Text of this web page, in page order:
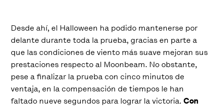
Desde ahí, el Halloween ha podido mantenerse por
delante durante toda la prueba, gracias en parte a
que las condiciones de viento más suave mejoran sus
prestaciones respecto al Moonbeam. No obstante,
pese a finalizar la prueba con cinco minutos de
ventaja, en la compensación de tiempos le han
faltado nueve segundos para lograr la victoria.Con